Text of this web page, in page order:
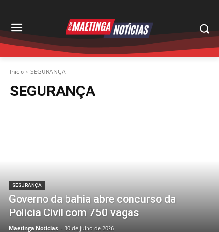
Início SEGURANÇA
SEGURANÇA
SEGURANÇA
Governo da bahia abre concurso da
Polícia Civil com 750 vagas
Maetinga Notícias - 30 de julho de 2026